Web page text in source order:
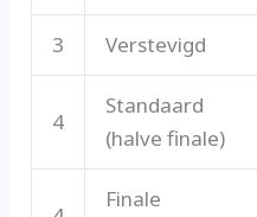
3 Verstevigd
4
Standaard
(halve finale)
Finale